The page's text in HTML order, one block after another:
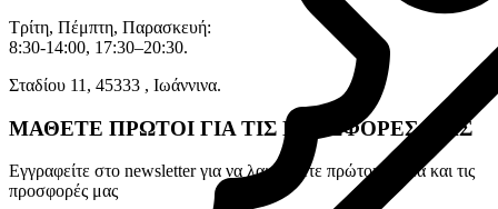
Τρίτη, Πέμπτη, Παρασκευή:
8:30-14:00, 17:30–20:30.
Σταδίου 11, 45333 , Ιωάννινα.
ΜΑΘΕΤΕ ΠΡΩΤΟΙ ΓΙΑ ΤΙΣ ΠΡΟΣΦΟΡΕΣ ΜΑΣ
Εγγραφείτε στο newsletter για να λαμβάνετε πρώτοι τα νέα και τις
προσφορές μας